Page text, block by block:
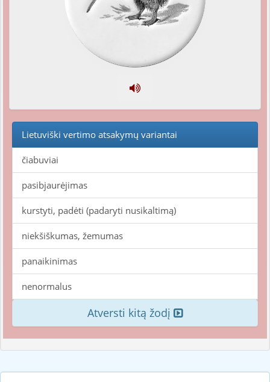
Lietuviški vertimo atsakymų variantai
čiabuviai
pasibjaurėjimas
kurstyti, padėti (padaryti nusikaltimą)
niekšiškumas, žemumas
panaikinimas
nenormalus
Atversti kitą žodį